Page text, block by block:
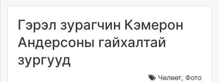
Бизнес ААН
Төрийн
Нийслэлийн
dorgio.mn
Гэрэл зурагчин Кэмерон
Андерсоны гайхалтай
зургууд
Чөлөөт, Фото